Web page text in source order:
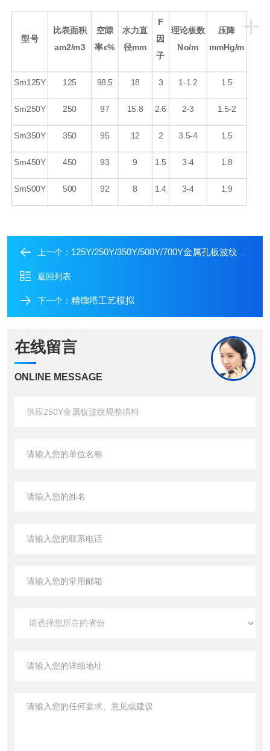
+
型号
比表面积
am2/m3
空隙
率ε%
水力直
径mm
F
因
子
理论板数
No/m
压降
mmHg/m
Sm125Y 125 98.5 18 3 1-1.2 1.5
Sm250Y 250 97 15.8 2.6 2-3 1.5-2
Sm350Y 350 95 12 2 3.5-4 1.5
Sm450Y 450 93 9 1.5 3-4 1.8
Sm500Y 500 92 8 1.4 3-4 1.9
上一个： 125Y/250Y/350Y/500Y/700Y金属孔板波纹规整填料可定制
返回列表
下一个： 精馏塔工艺模拟
在线留言
ONLINE MESSAGE